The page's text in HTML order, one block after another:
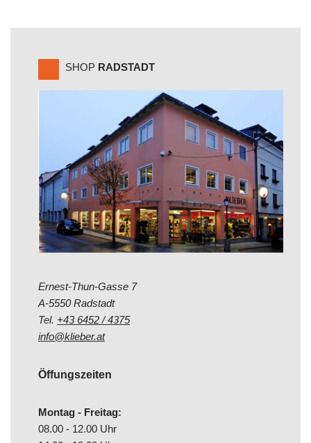
SHOP RADSTADT
Ernest-Thun-Gasse 7
A-5550 Radstadt
Tel. +43 6452 / 4375
info@klieber.at
Öffungszeiten
Montag - Freitag:
08.00 - 12.00 Uhr